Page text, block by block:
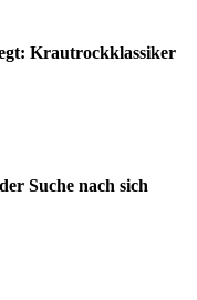
Krautrockklassiker
Suche nach sich